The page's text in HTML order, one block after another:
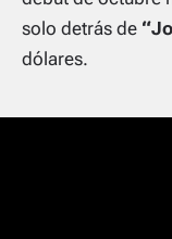
solo detrás de
dólares.